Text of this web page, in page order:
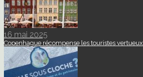
16 mai 2025
Copenhague récompense les touristes vertueux